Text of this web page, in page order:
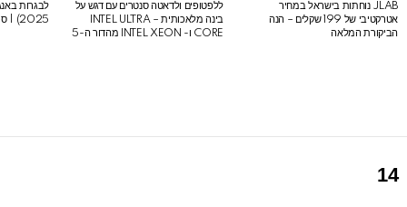
STORIESJLAB נוחתות בישראל במחיר
אטרקטיבי של 199 שקלים – הנה
הביקורת המלאה
ללפטופים ולדאטה סנטרים עם דגש על
בינה מלאכותית – INTEL ULTRA
CORE ו- INTEL XEON מהדור ה-5
2025) | סיכום לבגרות באנגלית
14